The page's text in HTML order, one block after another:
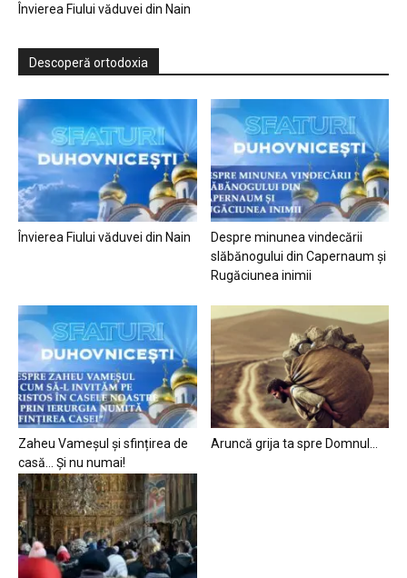
Învierea Fiului văduvei din Nain
Descoperă ortodoxia
Învierea Fiului văduvei din Nain
Despre minunea vindecării
slăbănogului din Capernaum și
Rugăciunea inimii
Zaheu Vameșul și sfințirea de
casă… Și nu numai!
Aruncă grija ta spre Domnul…